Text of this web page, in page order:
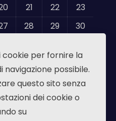
21 22
23
28 29
30
cookie per fornire la
navigazione possibile.
questo sito senza
dei cookie o
su